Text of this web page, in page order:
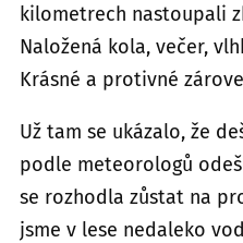
kilometrech nastoupali
Naložená kola, večer,
Krásné a protivné
Už tam se ukázalo, že
podle meteorologů
se rozhodla zůstat na
jsme v lese nedaleko